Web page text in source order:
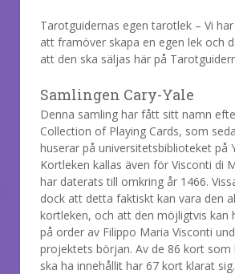
Tarotguidernas egen tarotlek – Vi
att framöver skapa en egen lek och
att den ska säljas här på
Samlingen Cary-Yale
Denna samling har fått sitt namn
Collection of Playing Cards, som
huserar på universitetsbiblioteket på
Kortleken kallas även för Visconti di
har daterats till omkring år 1466.
dock att detta faktiskt kan vara den
kortleken, och att den möjligtvis kan
på order av Filippo Maria Visconti
projektets början. Av de 86 kort som
ska ha innehållit har 67 kort klarat sig.